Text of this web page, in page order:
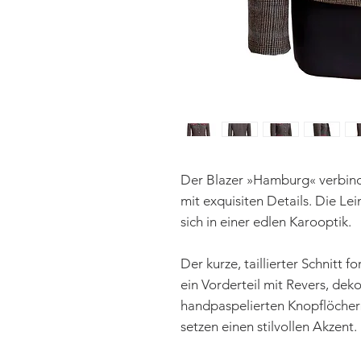
Der Blazer »Hamburg«
mit exquisiten Details. Die
sich in einer edlen Karooptik.
Der kurze, taillierter Schnitt
ein Vorderteil mit Revers,
handpaspelierten
setzen einen stilvollen Akzent.